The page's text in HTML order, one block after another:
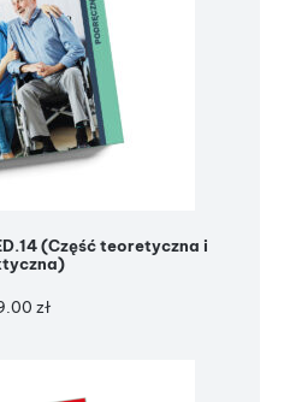
(Część teoretyczna i
zł